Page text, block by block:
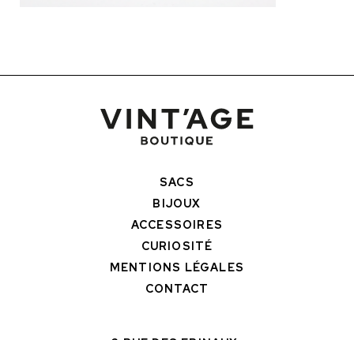
SACS
BIJOUX
ACCESSOIRES
CURIOSITÉ
MENTIONS LÉGALES
CONTACT